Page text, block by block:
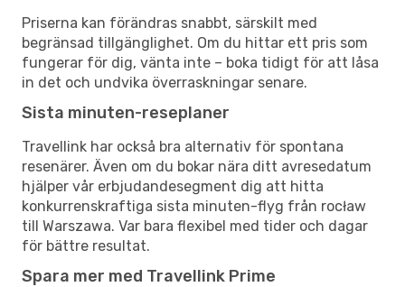
Priserna kan förändras snabbt, särskilt med
begränsad tillgänglighet. Om du hittar ett pris som
fungerar för dig, vänta inte – boka tidigt för att låsa
in det och undvika överraskningar senare.
Sista minuten-reseplaner
Travellink har också bra alternativ för spontana
resenärer. Även om du bokar nära ditt avresedatum
hjälper vår erbjudandesegment dig att hitta
konkurrenskraftiga sista minuten-flyg från rocław
till Warszawa. Var bara flexibel med tider och dagar
för bättre resultat.
Spara mer med Travellink Prime